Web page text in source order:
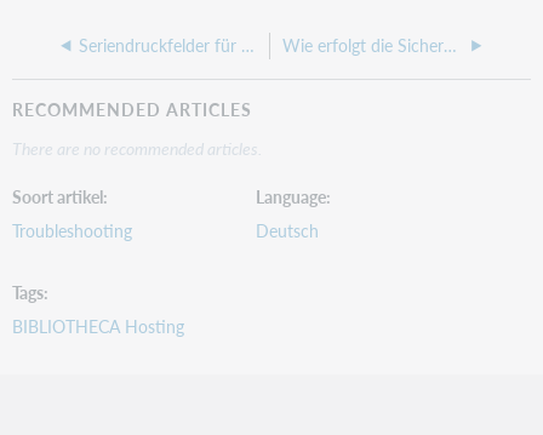
Seriendruckfelder für den E-Mail-Versand Wie erfolgt die Sicherung der winoeb.ini bei einem Update?
RECOMMENDED ARTICLES
There are no recommended articles.
Soort artikel
Troubleshooting
Language
Deutsch
Tags
BIBLIOTHECA Hosting